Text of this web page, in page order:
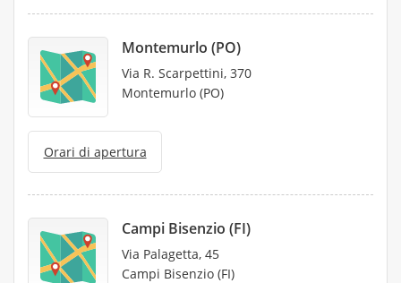
Montemurlo (PO)
Via R. Scarpettini, 370
Montemurlo (PO)
Orari di apertura
Campi Bisenzio (FI)
Via Palagetta, 45
Campi Bisenzio (FI)